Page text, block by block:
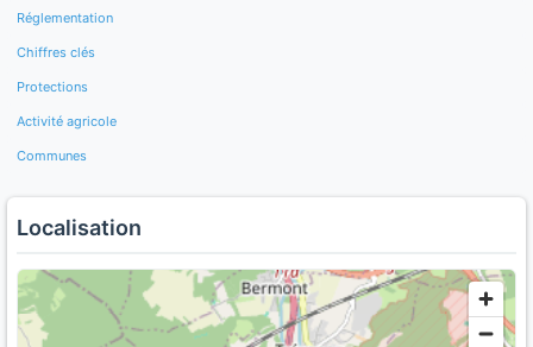
Réglementation
Chiffres clés
Protections
Activité agricole
Communes
Localisation